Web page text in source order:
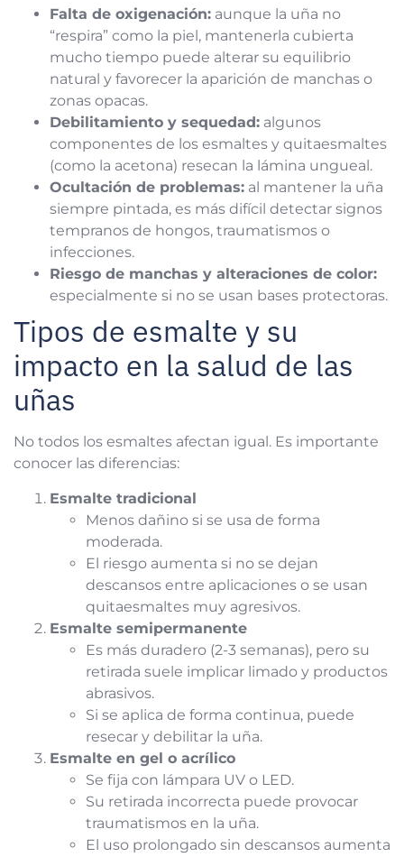
Falta de oxigenación: aunque la uña no
“respira” como la piel, mantenerla cubierta
mucho tiempo puede alterar su equilibrio
natural y favorecer la aparición de manchas o
zonas opacas.
Debilitamiento y sequedad: algunos
componentes de los esmaltes y quitaesmaltes
(como la acetona) resecan la lámina ungueal.
Ocultación de problemas: al mantener la uña
siempre pintada, es más difícil detectar signos
tempranos de hongos, traumatismos o
infecciones.
Riesgo de manchas y alteraciones de color:
especialmente si no se usan bases protectoras.
Tipos de esmalte y su
impacto en la salud de las
uñas
No todos los esmaltes afectan igual. Es importante
conocer las diferencias:
Esmalte tradicional
Menos dañino si se usa de forma
moderada.
El riesgo aumenta si no se dejan
descansos entre aplicaciones o se usan
quitaesmaltes muy agresivos.
Esmalte semipermanente
Es más duradero (2-3 semanas), pero su
retirada suele implicar limado y productos
abrasivos.
Si se aplica de forma continua, puede
resecar y debilitar la uña.
Esmalte en gel o acrílico
Se fija con lámpara UV o LED.
Su retirada incorrecta puede provocar
traumatismos en la uña.
El uso prolongado sin descansos aumenta